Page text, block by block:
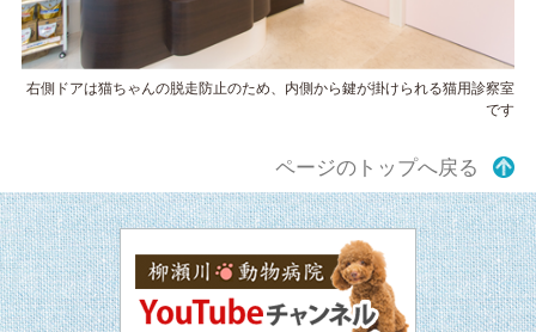
右側ドアは猫ちゃんの脱走防止のため、内側から鍵が掛けられる猫用診察室
です
ページのトップへ戻る